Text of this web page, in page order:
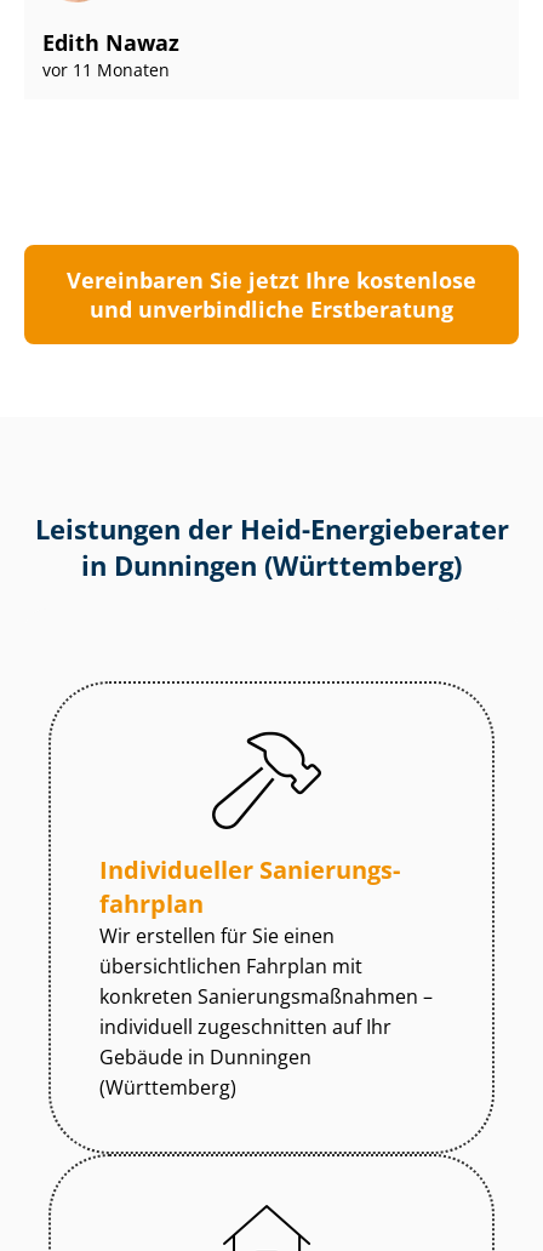
Edith Nawaz
vor 11 Monaten
Vereinbaren Sie jetzt Ihre kostenlose
und unverbindliche Erstberatung
Leistungen der Heid-Energieberater
in Dunningen (Württemberg)
Individueller Sa­nie­rungs­
fahr­plan
Wir erstellen für Sie einen
übersichtlichen Fahrplan mit
konkreten Sa­nie­rungs­maß­nah­men –
individuell zugeschnitten auf Ihr
Gebäude in Dunningen
(Württemberg)